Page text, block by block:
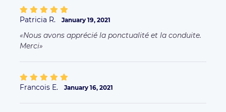
Patricia R. January 19, 2021
Nous avons apprécié la ponctualité et la conduite.
Merci
Francois E. January 16, 2021